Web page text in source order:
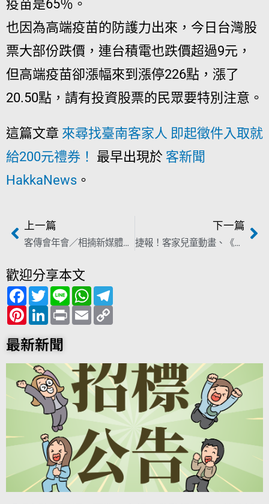
疫苗是65％。
也因為高端疫苗的防護力出來，今日台灣股
票大部份跌價，連台積電也跌價超過9元，
但高端疫苗卻漲幅來到漲停226點，漲了
20.50點，請有投資股票的民眾要特別注意。
這篇文章 來尋找臺南客家人 即起徵件入取就
給200元禮券！ 最早出現於 客新聞
HakkaNews 。
上一篇
客傳會年會／相揇新媒體共下客聲影像化 盡命牯推動客家族群主流化
下一篇
捷報！客家兒童動畫、《傳、傳》紀錄片等5作品 入選印度浦那短片節
歡迎分享本文
F
a
c
e
b
o
o
T
w
i
t
t
e
r
L
i
n
e
W
h
a
t
s
P
i
n
t
e
e
s
t
L
i
n
k
e
I
n
P
r
i
E
m
a
n
k
最新新聞